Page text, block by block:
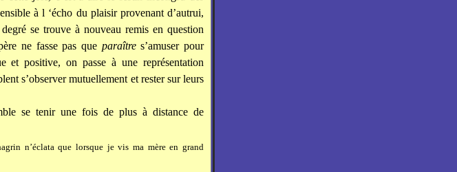
à l ‘écho du plaisir provenant d’autrui,
se trouve à nouveau remis en question
ne fasse pas que paraîtres’amuser pour
et positive, on passe à une représentation
s’observer mutuellement et rester sur leurs
se tenir une fois de plus à distance de
n’éclata que lorsque je vis ma mère en grand